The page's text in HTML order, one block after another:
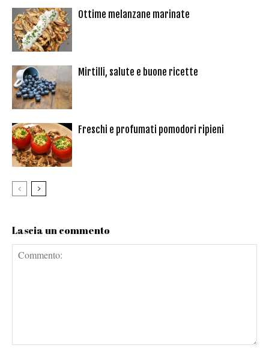
Ottime melanzane marinate
Mirtilli, salute e buone ricette
Freschi e profumati pomodori ripieni
Lascia un commento